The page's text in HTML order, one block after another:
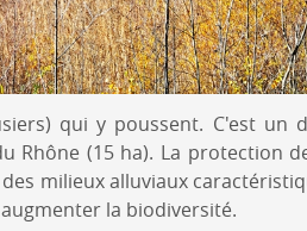
qui y poussent. C'est un
Rhône (15 ha). La protection
milieux alluviaux
la biodiversité.